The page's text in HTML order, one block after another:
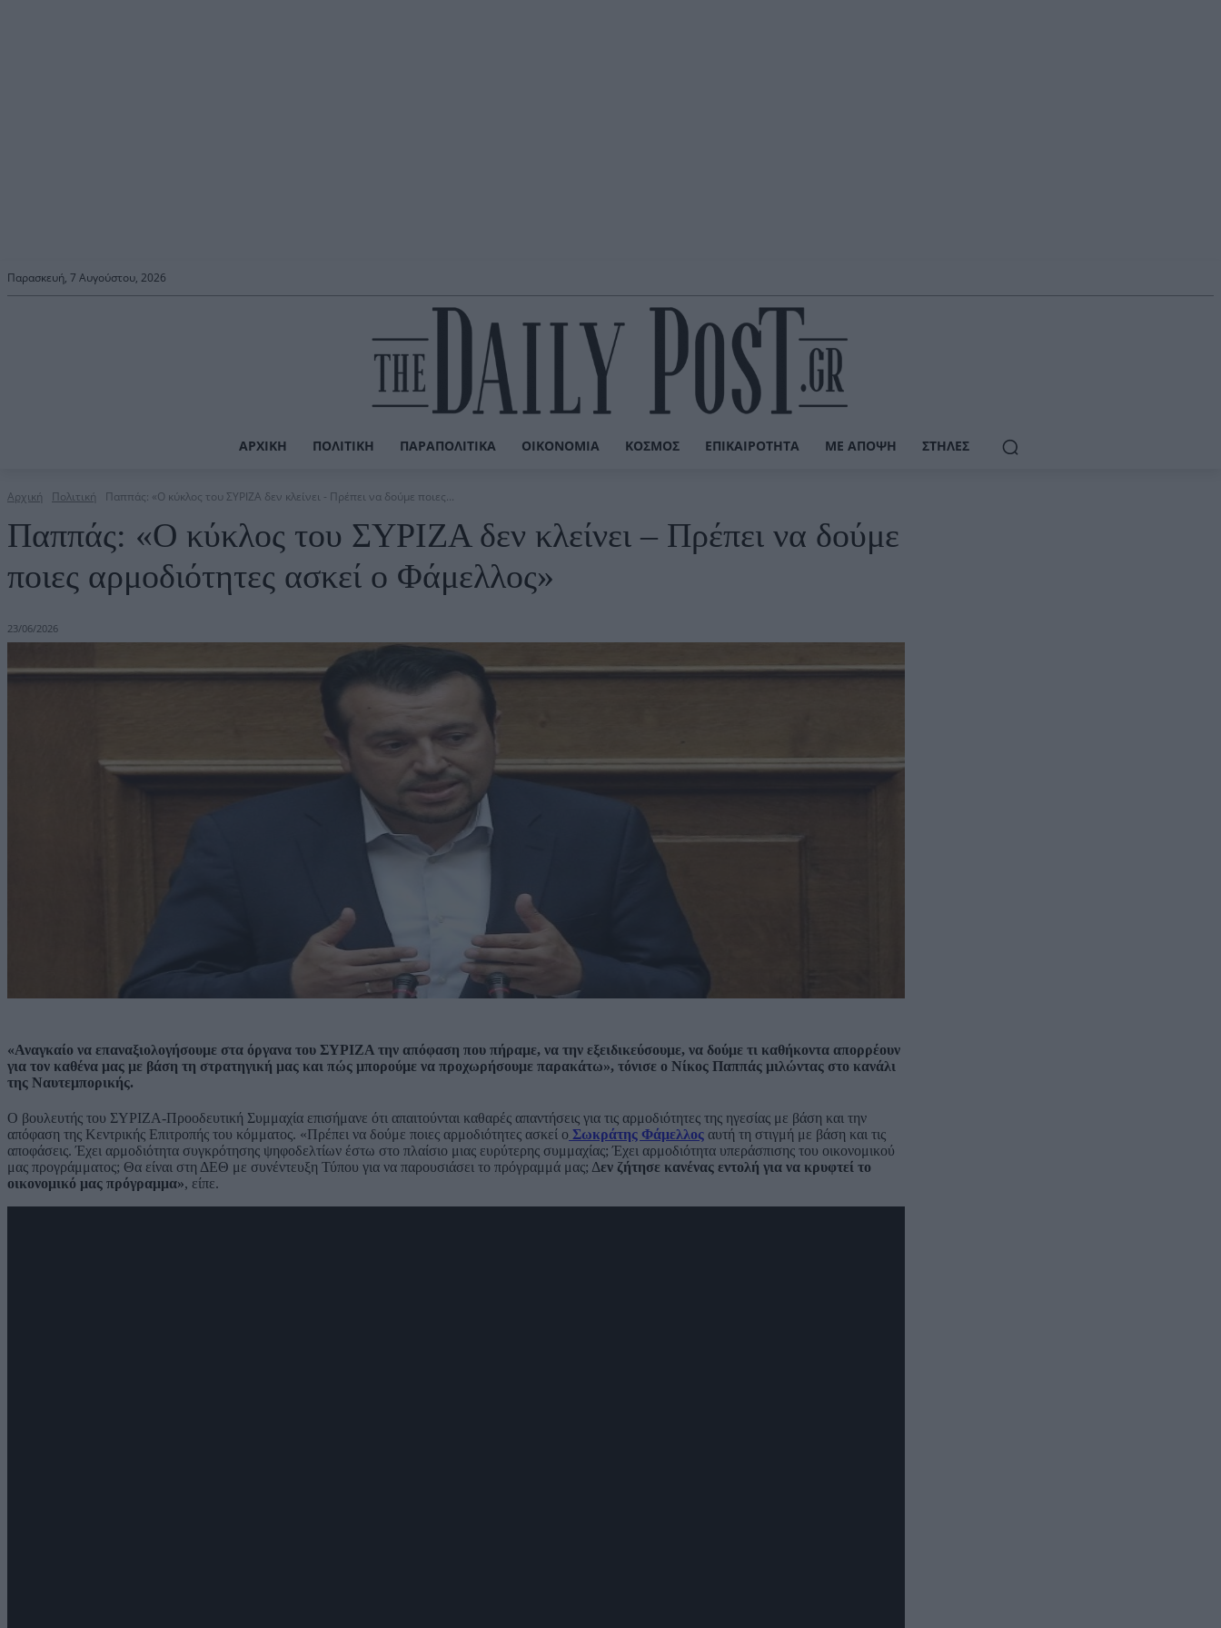
Παρασκευή, 7 Αυγούστου, 2026
ΑΡΧΙΚΉ ΠΟΛΙΤΙΚΉ ΠΑΡΑΠΟΛΙΤΙΚΆ ΟΙΚΟΝΟΜΊΑ ΚΌΣΜΟΣ ΕΠΙΚΑΙΡΌΤΗΤΑ ΜΕ ΆΠΟΨΗ ΣΤΉΛΕΣ
Αρχική Πολιτική Παππάς: «Ο κύκλος του ΣΥΡΙΖΑ δεν κλείνει - Πρέπει να δούμε ποιες...
Παππάς: «Ο κύκλος του ΣΥΡΙΖΑ δεν κλείνει – Πρέπει να δούμε
ποιες αρμοδιότητες ασκεί ο Φάμελλος»
23/06/2026
«Αναγκαίο να επαναξιολογήσουμε στα όργανα του ΣΥΡΙΖΑ την απόφαση που πήραμε, να την εξειδικεύσουμε, να δούμε τι καθήκοντα απορρέουν
για τον καθένα μας με βάση τη στρατηγική μας και πώς μπορούμε να προχωρήσουμε παρακάτω», τόνισε ο Νίκος Παππάς μιλώντας στο κανάλι
της Ναυτεμπορικής.
Ο βουλευτής του ΣΥΡΙΖΑ-Προοδευτική Συμμαχία επισήμανε ότι απαιτούνται καθαρές απαντήσεις για τις αρμοδιότητες της ηγεσίας με βάση και την
απόφαση της Κεντρικής Επιτροπής του κόμματος. «Πρέπει να δούμε ποιες αρμοδιότητες ασκεί ο Σωκράτης Φάμελλος αυτή τη στιγμή με βάση και τις
αποφάσεις. Έχει αρμοδιότητα συγκρότησης ψηφοδελτίων έστω στο πλαίσιο μιας ευρύτερης συμμαχίας; Έχει αρμοδιότητα υπεράσπισης του οικονομικού
μας προγράμματος; Θα είναι στη ΔΕΘ με συνέντευξη Τύπου για να παρουσιάσει το πρόγραμμά μας; Δεν ζήτησε κανένας εντολή για να κρυφτεί το
οικονομικό μας πρόγραμμα», είπε.